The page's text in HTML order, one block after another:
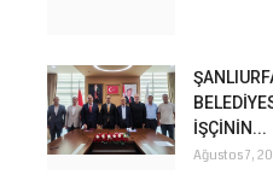
İŞÇİNİN...
Ağustos 7,